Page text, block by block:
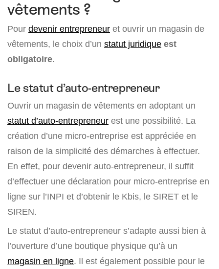
vêtements ?
Pour devenir entrepreneur et ouvrir un magasin de
vêtements, le choix d’un statut juridique est
obligatoire.
Le statut d’auto-entrepreneur
Ouvrir un magasin de vêtements en adoptant un
statut d’auto-entrepreneur est une possibilité. La
création d’une micro-entreprise est appréciée en
raison de la simplicité des démarches à effectuer.
En effet, pour devenir auto-entrepreneur, il suffit
d’effectuer une déclaration pour micro-entreprise en
ligne sur l’INPI et d’obtenir le Kbis, le SIRET et le
SIREN.
Le statut d’auto-entrepreneur s’adapte aussi bien à
l’ouverture d’une boutique physique qu’à un
magasin en ligne. Il est également possible pour le